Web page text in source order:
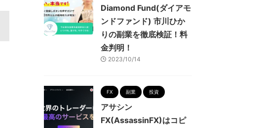
Diamond Fund(ダイアモ
ンドファンド) 市川ひか
りの副業を徹底検証！料
金判明！
2023/10/14
FX 副業 投資
アサシン
FX(AssassinFX)はコピ